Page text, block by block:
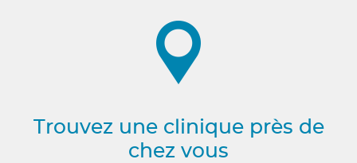
Trouvez une clinique près de
chez vous